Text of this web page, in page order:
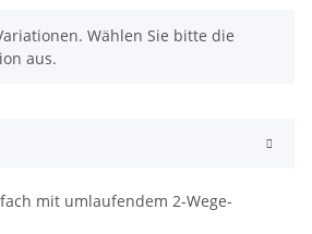
Wählen Sie bitte die
aus.
mit umlaufendem 2-Wege-